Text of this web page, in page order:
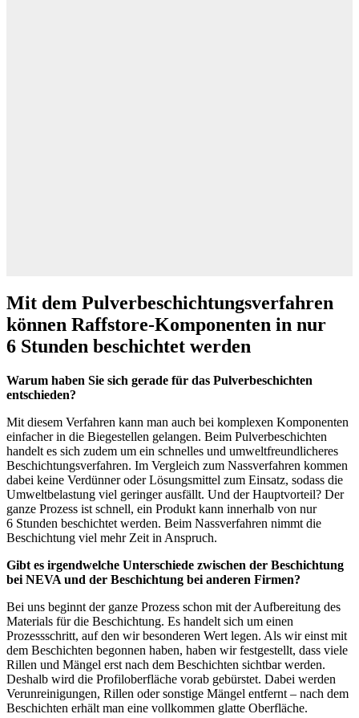
Mit dem Pulverbeschichtungsverfahren
können Raffstore-Komponenten in nur
6 Stunden beschichtet werden
Warum haben Sie sich gerade für das Pulverbeschichten
entschieden?
Mit diesem Verfahren kann man auch bei komplexen Komponenten
einfacher in die Biegestellen gelangen. Beim Pulverbeschichten
handelt es sich zudem um ein schnelles und umweltfreundlicheres
Beschichtungsverfahren. Im Vergleich zum Nassverfahren kommen
dabei keine Verdünner oder Lösungsmittel zum Einsatz, sodass die
Umweltbelastung viel geringer ausfällt. Und der Hauptvorteil? Der
ganze Prozess ist schnell, ein Produkt kann innerhalb von nur
6 Stunden beschichtet werden. Beim Nassverfahren nimmt die
Beschichtung viel mehr Zeit in Anspruch.
Gibt es irgendwelche Unterschiede zwischen der Beschichtung
bei NEVA und der Beschichtung bei anderen Firmen?
Bei uns beginnt der ganze Prozess schon mit der Aufbereitung des
Materials für die Beschichtung. Es handelt sich um einen
Prozessschritt, auf den wir besonderen Wert legen. Als wir einst mit
dem Beschichten begonnen haben, haben wir festgestellt, dass viele
Rillen und Mängel erst nach dem Beschichten sichtbar werden.
Deshalb wird die Profiloberfläche vorab gebürstet. Dabei werden
Verunreinigungen, Rillen oder sonstige Mängel entfernt – nach dem
Beschichten erhält man eine vollkommen glatte Oberfläche.